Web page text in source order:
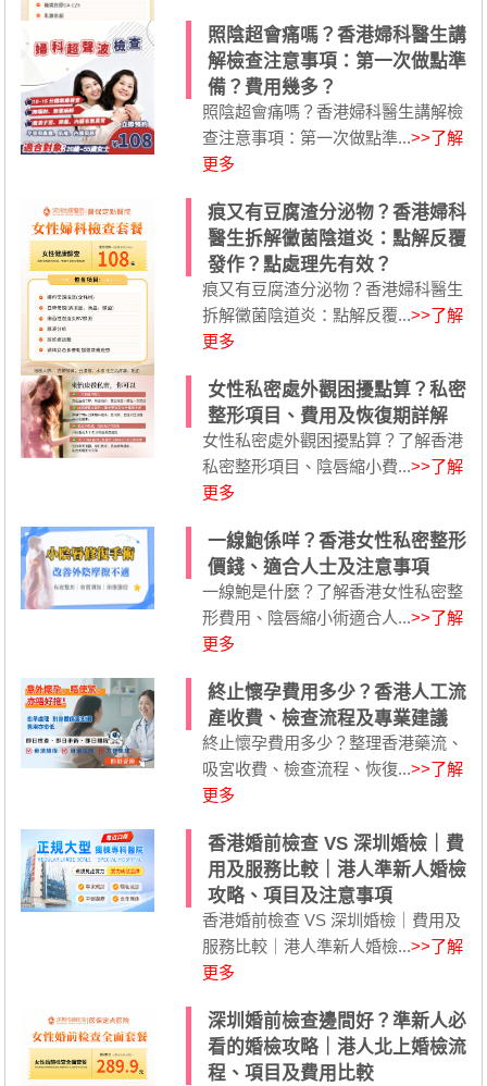
照陰超會痛嗎？香港婦科醫生講
解檢查注意事項：第一次做點準
備？費用幾多？
照陰超會痛嗎？香港婦科醫生講解檢
查注意事項：第一次做點準...>>了解
更多
痕又有豆腐渣分泌物？香港婦科
醫生拆解黴菌陰道炎：點解反覆
發作？點處理先有效？
痕又有豆腐渣分泌物？香港婦科醫生
拆解黴菌陰道炎：點解反覆...>>了解
更多
女性私密處外觀困擾點算？私密
整形項目、費用及恢復期詳解
女性私密處外觀困擾點算？了解香港
私密整形項目、陰唇縮小費...>>了解
更多
一線鮑係咩？香港女性私密整形
價錢、適合人士及注意事項
一線鮑是什麼？了解香港女性私密整
形費用、陰唇縮小術適合人...>>了解
更多
終止懷孕費用多少？香港人工流
產收費、檢查流程及專業建議
終止懷孕費用多少？整理香港藥流、
吸宮收費、檢查流程、恢復...>>了解
更多
香港婚前檢查 VS 深圳婚檢｜費
用及服務比較｜港人準新人婚檢
攻略、項目及注意事項
香港婚前檢查 VS 深圳婚檢｜費用及
服務比較｜港人準新人婚檢...>>了解
更多
深圳婚前檢查邊間好？準新人必
看的婚檢攻略｜港人北上婚檢流
程、項目及費用比較